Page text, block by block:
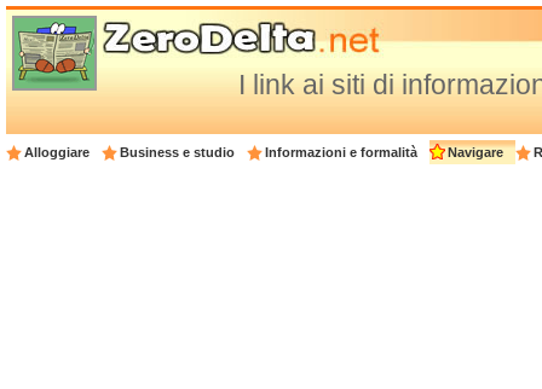
I link ai siti di
Alloggiare Business e studio Informazioni e formalità Navigare